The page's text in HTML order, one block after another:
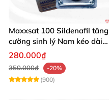
Maxxsat 100 Sildenafil tăng
cường sinh lý Nam kéo dài
hiệu quả
280.000₫
350.000₫
-20%
(900)